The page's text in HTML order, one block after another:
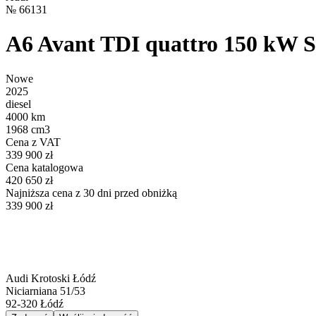
№ 66131
A6 Avant TDI quattro 150 kW
Nowe
2025
diesel
4000 km
1968 cm3
Cena z VAT
339 900 zł
Cena katalogowa
420 650 zł
Najniższa cena z 30 dni przed obniżką
339 900 zł
Audi Krotoski Łódź
Niciarniana 51/53
92-320 Łódź